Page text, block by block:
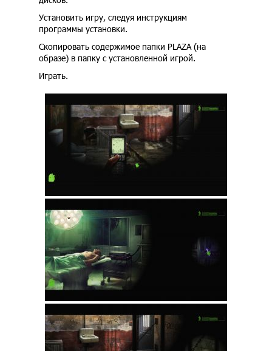
Установить игру, следуя инструкциям
программы установки.
Скопировать содержимое папки PLAZA (на
образе) в папку с установленной игрой.
Играть.